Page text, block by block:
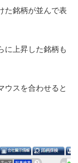
た銘柄が並んで表
に上昇した銘柄も
ウスを合わせると